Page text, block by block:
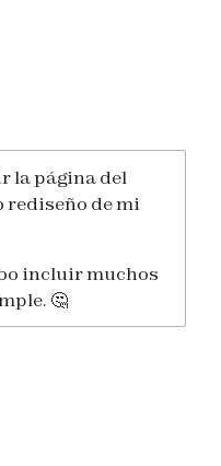
la página del
de mi
incluir muchos
🤔